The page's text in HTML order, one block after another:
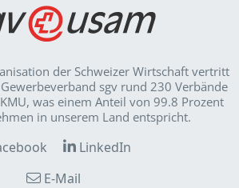
der Schweizer Wirt­schaft vertritt
sgv rund 230 Verbände
was einem Anteil von 99.8 Prozent
in unserem Land entspricht.
LinkedIn
E-Mail